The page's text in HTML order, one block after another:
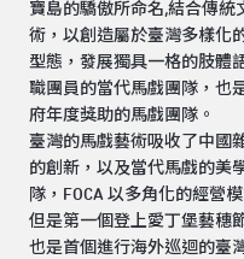
寶島的驕傲所命名,結合傳
術，以創造屬於臺灣多樣化
型態，發展獨具一格的肢體
職團員的當代馬戲團隊，也
府年度獎助的馬戲團隊。
臺灣的馬戲藝術吸收了中國
的創新，以及當代馬戲的美
隊，FOCA 以多角化的經營
但是第一個登上愛丁堡藝穗
也是首個進行海外巡迴的臺